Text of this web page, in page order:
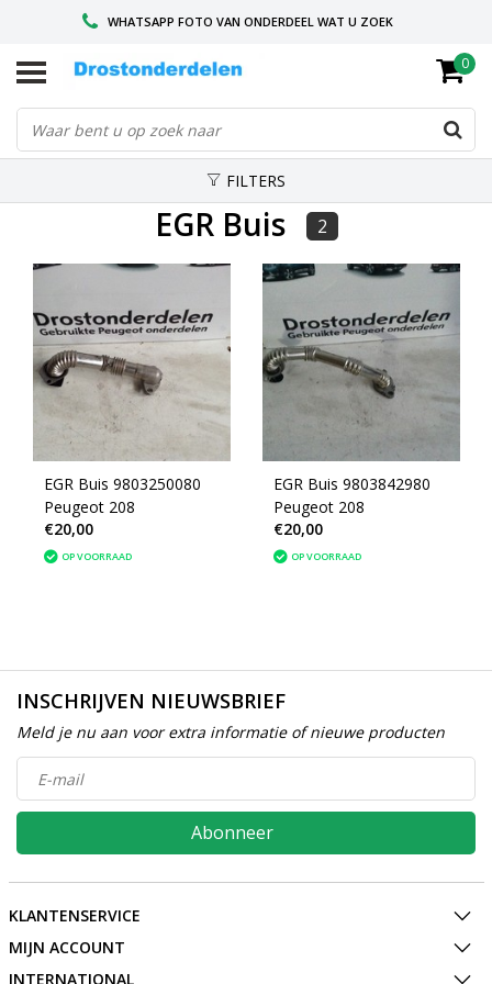
WHATSAPP FOTO VAN ONDERDEEL WAT U ZOEK
VOOR 16.00 BESTELD, VANDAAG VERZONDEN
GESPECIALISEERD PEUGEOT
0
FILTERS
EGR Buis 2
EGR Buis 9803250080
Peugeot 208
€20,00
OP VOORRAAD
EGR Buis 9803842980
Peugeot 208
€20,00
OP VOORRAAD
INSCHRIJVEN NIEUWSBRIEF
Meld je nu aan voor extra informatie of nieuwe producten
Abonneer
KLANTENSERVICE
MIJN ACCOUNT
INTERNATIONAL